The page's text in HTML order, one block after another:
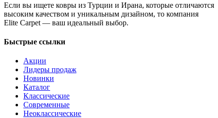
Если вы ищете ковры из Турции и Ирана, которые отличаются
высоким качеством и уникальным дизайном, то компания
Elite Carpet — ваш идеальный выбор.
Быстрые ссылки
Акции
Лидеры продаж
Новинки
Каталог
Классические
Современные
Неоклассические